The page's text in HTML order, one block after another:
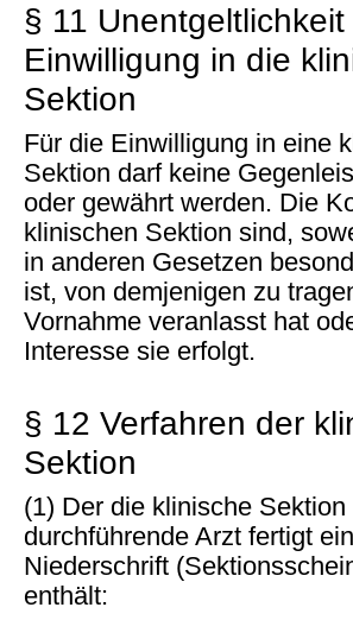
§ 11 Unentgeltlichkeit
Einwilligung in die
Sektion
Für die Einwilligung in eine
Sektion darf keine
oder gewährt werden. Die
klinischen Sektion sind,
in anderen Gesetzen
ist, von demjenigen zu
Vornahme veranlasst hat
Interesse sie erfolgt.
§ 12 Verfahren der
Sektion
(1) Der die klinische Sektion
durchführende Arzt fertigt
Niederschrift
enthält: